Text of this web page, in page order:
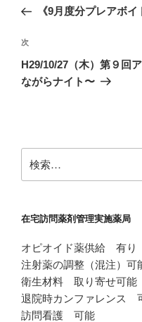
ナ
ビ
ゲ
ー
の
稿
《9月度分プレアボイ
次
の
投
次
H29/10/27（木）第９回
ながらナイト〜
索:
在宅訪問薬剤管理実施薬局
オピオイド薬供給 有り
注射薬の調整（混注）可
衛生材料 取り寄せ可能
退院時カンファレンス
訪問看護 可能